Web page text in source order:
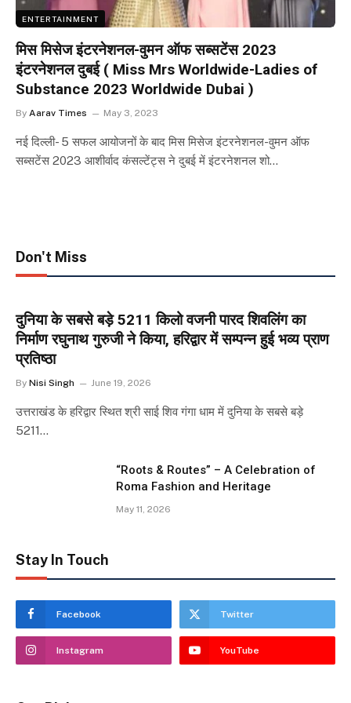
ENTERTAINMENT
मिस मिसेज इंटरनेशनल-वुमन ऑफ सब्सटेंस 2023
इंटरनेशनल दुबई ( Miss Mrs Worldwide-Ladies of
Substance 2023 Worldwide Dubai )
By Aarav Times May 3, 2023
नई दिल्ली- 5 सफल आयोजनों के बाद मिस मिसेज इंटरनेशनल-वुमन ऑफ
सब्सटेंस 2023 आशीर्वाद कंसल्टेंट्स ने दुबई में इंटरनेशनल शो…
Don't Miss
दुनिया के सबसे बड़े 5211 किलो वजनी पारद शिवलिंग का
निर्माण रघुनाथ गुरुजी ने किया, हरिद्वार में सम्पन्न हुई भव्य प्राण
प्रतिष्ठा
By Nisi Singh June 19, 2026
उत्तराखंड के हरिद्वार स्थित श्री साई शिव गंगा धाम में दुनिया के सबसे बड़े
5211…
“Roots & Routes” – A Celebration of
Roma Fashion and Heritage
May 11, 2026
Stay In Touch
Facebook Twitter
Instagram YouTube